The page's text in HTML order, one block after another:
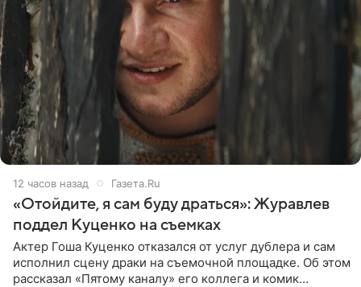
12 часов назад Газета.Ru
«Отойдите, я сам буду драться»: Журавлев
поддел Куценко на съемках
Актер Гоша Куценко отказался от услуг дублера и сам
исполнил сцену драки на съемочной площадке. Об этом
рассказал «Пятому каналу» его коллега и комик